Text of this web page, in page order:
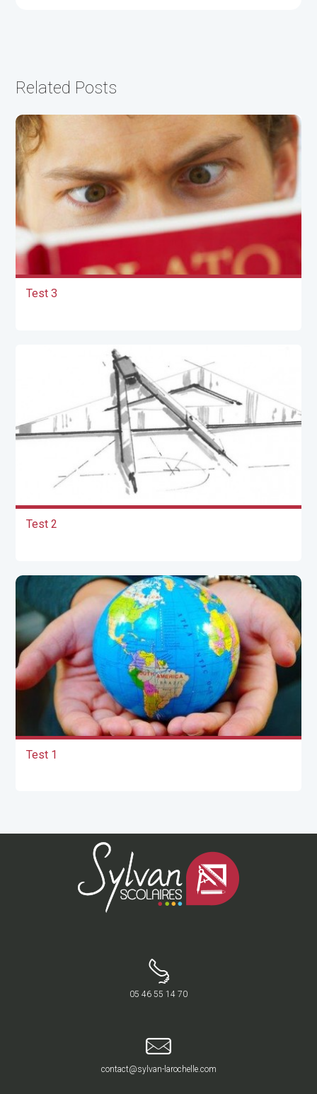
Related Posts
Test 3
Test 2
Test 1
05 46 55 14 70
contact@sylvan-larochelle.com